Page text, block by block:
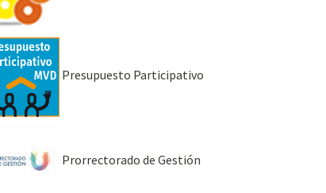
Presupuesto Participativo
Prorrectorado de Gestión